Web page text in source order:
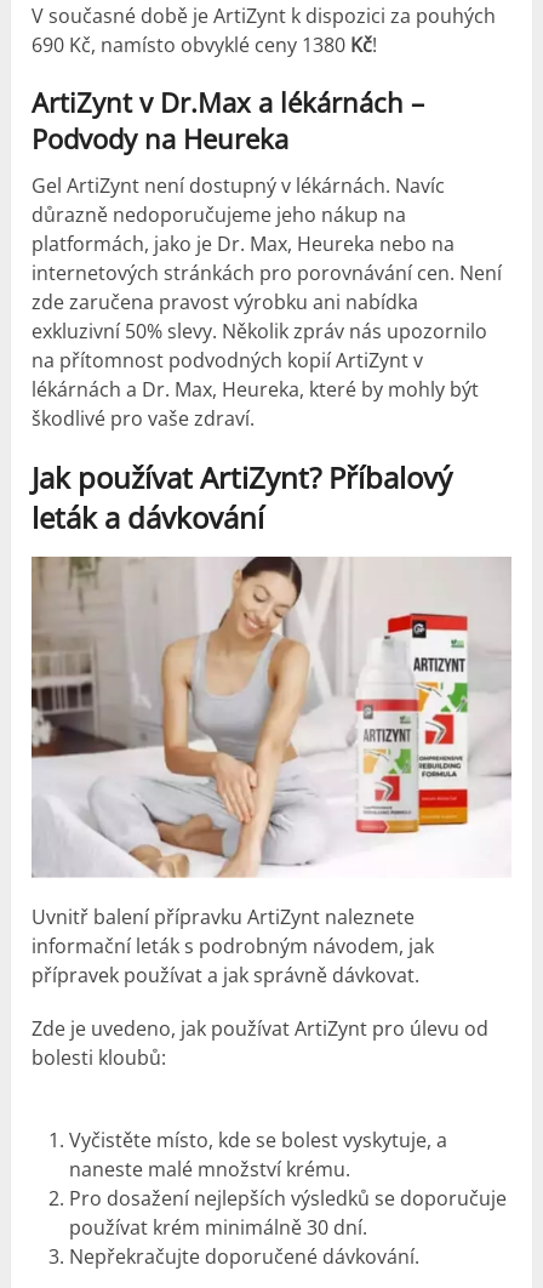
V současné době je ArtiZynt k dispozici za pouhých
690 Kč, namísto obvyklé ceny 1380 Kč!
ArtiZynt v Dr.Max a lékárnách –
Podvody na Heureka
Gel ArtiZynt není dostupný v lékárnách. Navíc
důrazně nedoporučujeme jeho nákup na
platformách, jako je Dr. Max, Heureka nebo na
internetových stránkách pro porovnávání cen. Není
zde zaručena pravost výrobku ani nabídka
exkluzivní 50% slevy. Několik zpráv nás upozornilo
na přítomnost podvodných kopií ArtiZynt v
lékárnách a Dr. Max, Heureka, které by mohly být
škodlivé pro vaše zdraví.
Jak používat ArtiZynt? Příbalový
leták a dávkování
Uvnitř balení přípravku ArtiZynt naleznete
informační leták s podrobným návodem, jak
přípravek používat a jak správně dávkovat.
Zde je uvedeno, jak používat ArtiZynt pro úlevu od
bolesti kloubů:
Vyčistěte místo, kde se bolest vyskytuje, a
naneste malé množství krému.
Pro dosažení nejlepších výsledků se doporučuje
používat krém minimálně 30 dní.
Nepřekračujte doporučené dávkování.